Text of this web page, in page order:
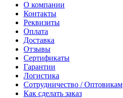
О компании
Контакты
Реквизиты
Оплата
Доставка
Отзывы
Сертификаты
Гарантии
Логистика
Сотрудничество / Оптовикам
Как сделать заказ